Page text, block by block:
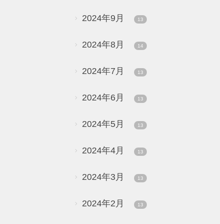
2024年9月 13
2024年8月 14
2024年7月 13
2024年6月 13
2024年5月 13
2024年4月 13
2024年3月 13
2024年2月 13